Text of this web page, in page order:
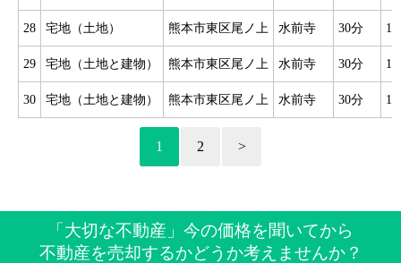
28 宅地（土地） 熊本市東区尾ノ上 水前寺 30分
29 宅地（土地と建物） 熊本市東区尾ノ上 水前寺 30分
30 宅地（土地と建物） 熊本市東区尾ノ上 水前寺 30分
1 2 >
「大切な不動産」今の価格を聞いてから
不動産を売却するかどうか考えませんか？